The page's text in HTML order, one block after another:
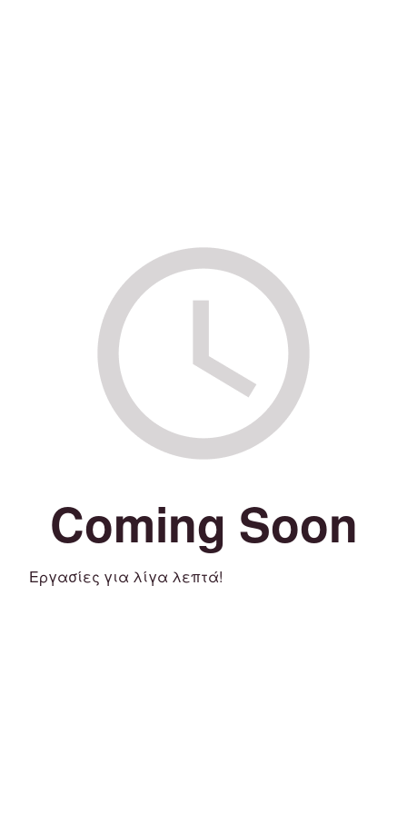
Coming Soon
Εργασίες για λίγα λεπτά!